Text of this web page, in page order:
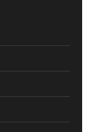
A1栋605
177-180栋1108